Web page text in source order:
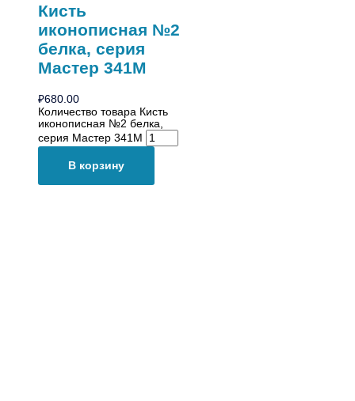
Кисть
иконописная №2
белка, серия
Мастер 341M
₽680.00
Количество товара Кисть
иконописная №2 белка,
серия Мастер 341M
В корзину